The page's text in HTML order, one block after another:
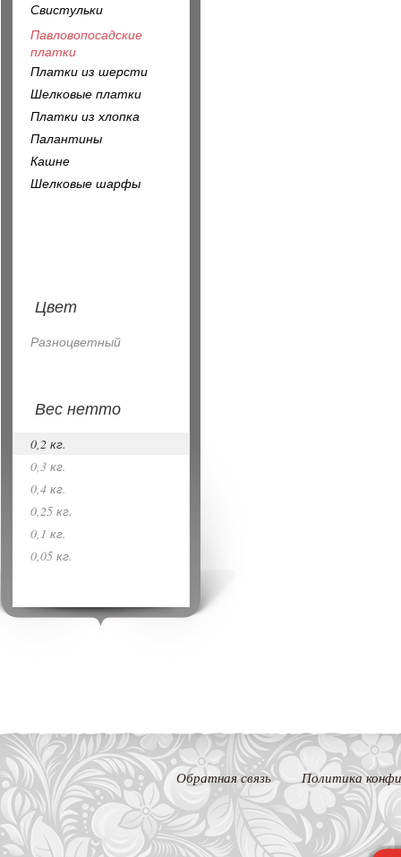
Свистульки
Павловопосадские
платки
Платки из шерсти
Шелковые платки
Платки из хлопка
Палантины
Кашне
Шелковые шарфы
Цвет
Разноцветный
Вес нетто
0,2 кг.
0,3 кг.
0,4 кг.
0,25 кг.
0,1 кг.
0,05 кг.
Обратная связь Политика